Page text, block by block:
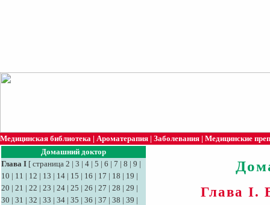
Медицинская библиотека | Ароматерапия | Заболевания | Медицинские
Домашний доктор
Глава I [ страница 2 | 3 | 4 | 5 | 6 | 7 | 8 | 9 |
10 | 11 | 12 | 13 | 14 | 15 | 16 | 17 | 18 | 19 |
20 | 21 | 22 | 23 | 24 | 25 | 26 | 27 | 28 | 29 |
30 | 31 | 32 | 33 | 34 | 35 | 36 | 37 | 38 | 39 |
Глава I.